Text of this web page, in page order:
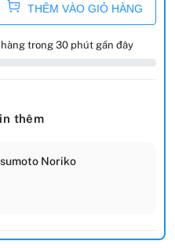
THÊM VÀO GIỎ HÀNG
trong 30 phút gần đây
thêm
Noriko